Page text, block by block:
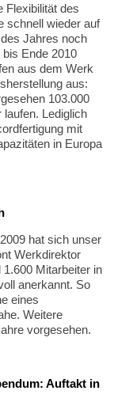
Flexibilität des
schnell wieder auf
Jahres noch
Ende 2010
aus dem Werk
aus:
103.000
laufen. Lediglich
mit
in Europa
hat sich unser
Werkdirektor
Mitarbeiter in
anerkannt. So
eines
Weitere
vorgesehen.
Auftakt in